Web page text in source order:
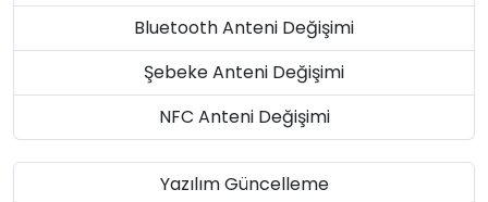
Bluetooth Anteni Değişimi
Şebeke Anteni Değişimi
NFC Anteni Değişimi
Yazılım Güncelleme